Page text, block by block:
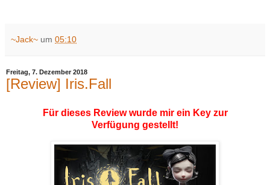
~Jack~ um 05:10
Freitag, 7. Dezember 2018
[Review] Iris.Fall
Für dieses Review wurde mir ein Key zur
Verfügung gestellt!